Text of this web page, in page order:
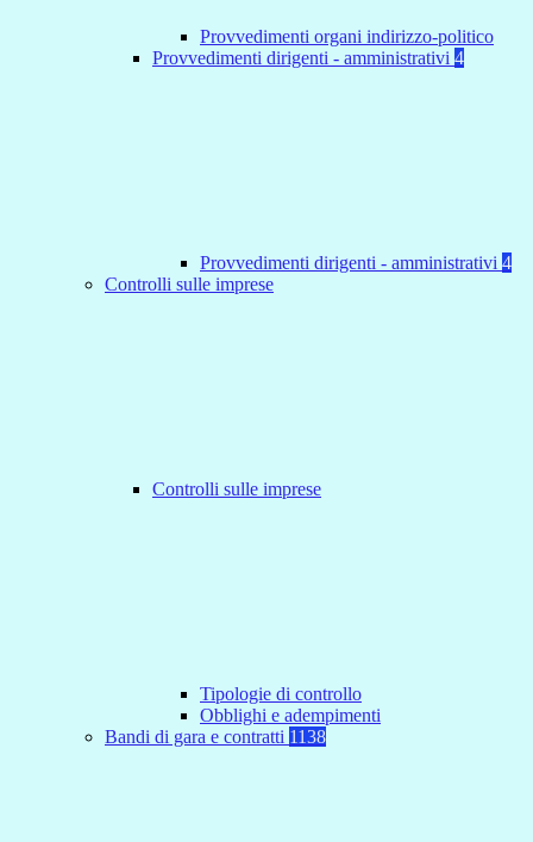
Provvedimenti organi indirizzo-politico
Provvedimenti dirigenti - amministrativi 4
Provvedimenti dirigenti - amministrativi 4
Controlli sulle imprese
Controlli sulle imprese
Tipologie di controllo
Obblighi e adempimenti
Bandi di gara e contratti 1138